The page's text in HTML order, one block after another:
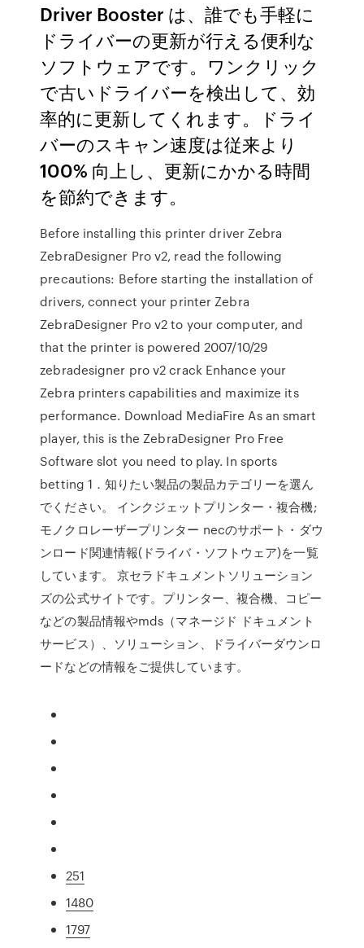
Driver Booster は、誰でも手軽に
ドライバーの更新が行える便利な
ソフトウェアです。ワンクリック
で古いドライバーを検出して、効
率的に更新してくれます。ドライ
バーのスキャン速度は従来より
100% 向上し、更新にかかる時間
を節約できます。
Before installing this printer driver Zebra
ZebraDesigner Pro v2, read the following
precautions: Before starting the installation of
drivers, connect your printer Zebra
ZebraDesigner Pro v2 to your computer, and
that the printer is powered 2007/10/29
zebradesigner pro v2 crack Enhance your
Zebra printers capabilities and maximize its
performance. Download MediaFire As an smart
player, this is the ZebraDesigner Pro Free
Software slot you need to play. In sports
betting 1．知りたい製品の製品カテゴリーを選ん
でください。 インクジェットプリンター・複合機;
モノクロレーザープリンター necのサポート・ダウ
ンロード関連情報(ドライバ・ソフトウェア)を一覧
しています。 京セラドキュメントソリューション
ズの公式サイトです。プリンター、複合機、コピー
などの製品情報やmds（マネージド ドキュメント
サービス）、ソリューション、ドライバーダウンロ
ードなどの情報をご提供しています。
251
1480
1797